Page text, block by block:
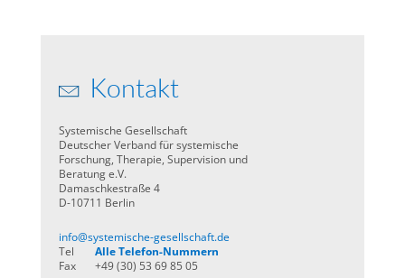
Kontakt
Systemische Gesellschaft
Deutscher Verband für systemische
Forschung, Therapie, Supervision und
Beratung e.V.
Damaschkestraße 4
D-10711 Berlin
info@systemische-gesellschaft.de
Tel
Alle Telefon-Nummern
Fax
+49 (30) 53 69 85 05